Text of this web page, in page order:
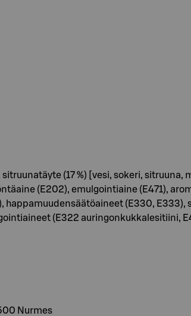
sitruunatäyte (17 %) [vesi, sokeri,
(E202), emulgointiaine (E471),
happamuudensäätöaineet (E330,
(E322 auringonkukkalesitiini,
Nurmes